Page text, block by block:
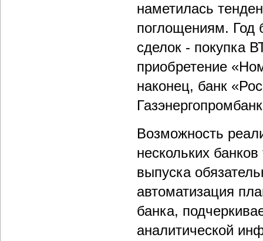
наметилась
поглощениям. Год
сделок - покупка
приобретение
наконец, банк
Возможность
нескольких
выпуска
автоматизация
банка,
аналитической